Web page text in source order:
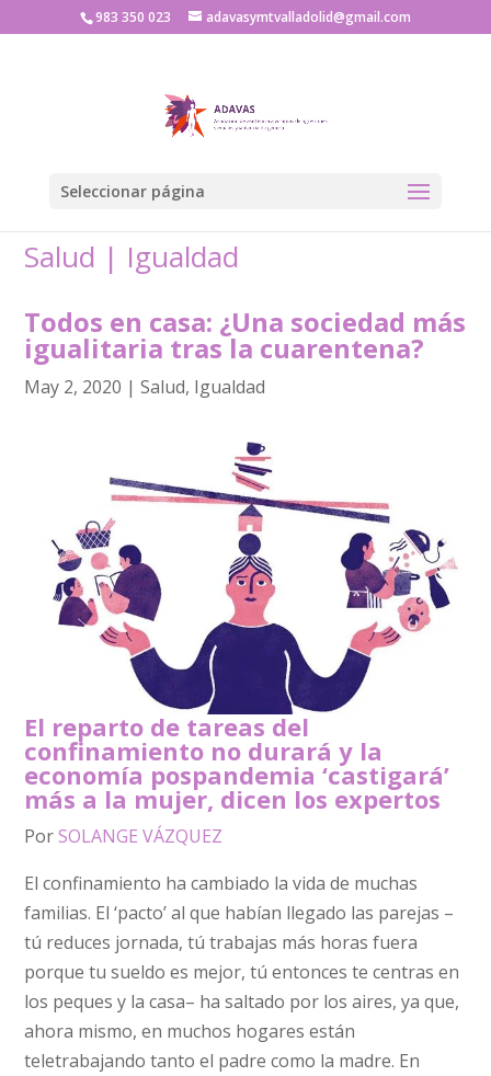
983 350 023 adavasymtvalladolid@gmail.com
Seleccionar página
Salud | Igualdad
Todos en casa: ¿Una sociedad más
igualitaria tras la cuarentena?
May 2, 2020 |Salud, Igualdad
El reparto de tareas del
confinamiento no durará y la
economía pospandemia ‘castigará’
más a la mujer, dicen los expertos
PorSOLANGE VÁZQUEZ
El confinamiento ha cambiado la vida de muchas
familias. El ‘pacto’ al que habían llegado las parejas –
tú reduces jornada, tú trabajas más horas fuera
porque tu sueldo es mejor, tú entonces te centras en
los peques y la casa– ha saltado por los aires, ya que,
ahora mismo, en muchos hogares están
teletrabajando tanto el padre como la madre. En